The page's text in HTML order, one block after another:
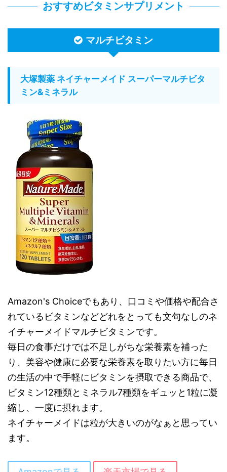
おすすめビタミンサプリメント
マルチビタミン
大塚製薬 ネイチャーメイド スーパーマルチビタ
ミン&ミネラル
Amazon's Choiceでもあり、口コミや価格や配合さ
れているビタミンなどどれをとっても文句なしのネ
イチャーメイドマルチビタミンです。
毎日の食事だけでは不足しがちな栄養素を補った
り、美容や健康に必要な栄養素を取りたい方に毎日
の生活の中で手軽にビタミンを摂取できる商品で、
ビタミン12種類とミネラル7種類をギュッと1粒に凝
縮し、一度に摂れます。
ネイチャーメイドは粒が大きいのがなぁと思ってい
ます。